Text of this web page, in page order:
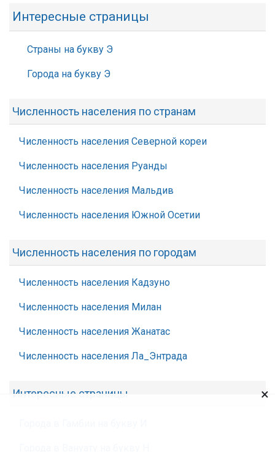
Интересные страницы
Страны на букву Э
Города на букву Э
Численность населения по странам
Численность населения Северной кореи
Численность населения Руанды
Численность населения Мальдив
Численность населения Южной Осетии
Численность населения по городам
Численность населения Кадзуно
Численность населения Милан
Численность населения Жанатас
Численность населения Ла_Энтрада
Интересные страницы ×